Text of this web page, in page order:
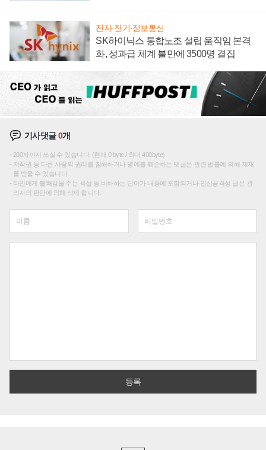
전자·전기·정보통신
SK하이닉스 통합노조 설립 움직임 본격
화, 성과급 체계 불만에 3500명 결집
기사댓글0개
200자까지 쓰실 수 있습니다. (현재 0 byte / 최대 400byte)
저작권 등 다른 사람의 권리를 침해하거나 명예를 훼손하는 댓글은 관련 법률에 의해 제재
를 받을 수 있습니다.
타인에게 불쾌감을 주는 욕설 등 비하하는 단어가 내용에 포함되거나 인신공격성 글은 관
리자의 판단에 의해 삭제 합니다.